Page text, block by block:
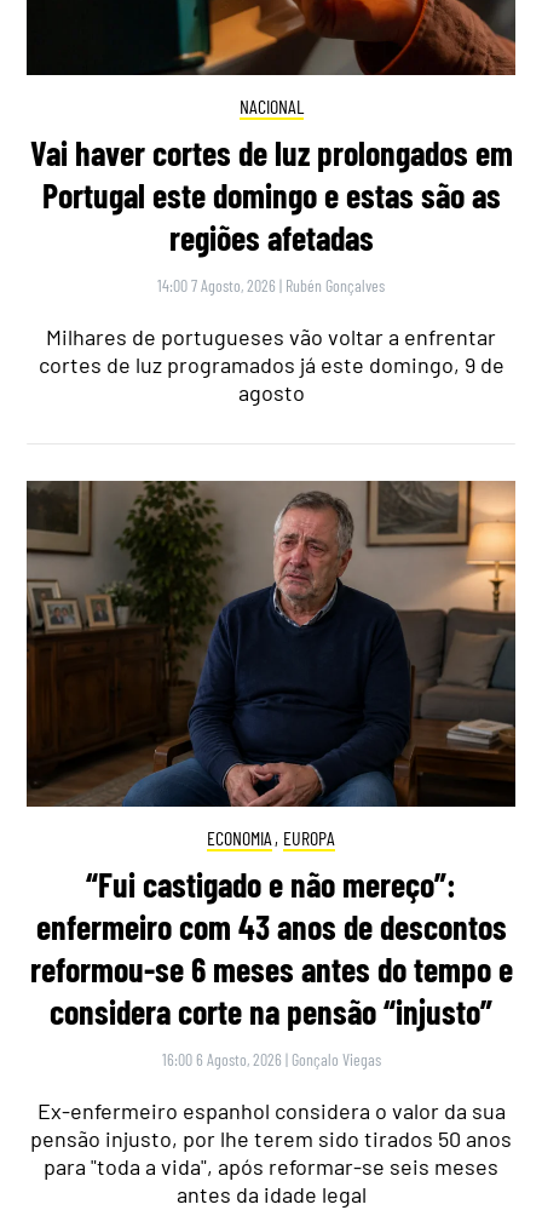
NACIONAL
Vai haver cortes de luz prolongados em
Portugal este domingo e estas são as
regiões afetadas
14:00 7 Agosto, 2026 | Rubén Gonçalves
Milhares de portugueses vão voltar a enfrentar
cortes de luz programados já este domingo, 9 de
agosto
ECONOMIA , EUROPA
“Fui castigado e não mereço”:
enfermeiro com 43 anos de descontos
reformou-se 6 meses antes do tempo e
considera corte na pensão “injusto”
16:00 6 Agosto, 2026 | Gonçalo Viegas
Ex-enfermeiro espanhol considera o valor da sua
pensão injusto, por lhe terem sido tirados 50 anos
para "toda a vida", após reformar-se seis meses
antes da idade legal